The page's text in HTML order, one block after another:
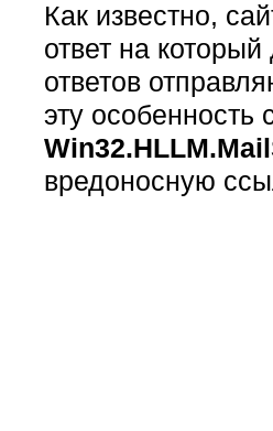
Как известно,
ответ на
ответов
эту особенность
вредоносную